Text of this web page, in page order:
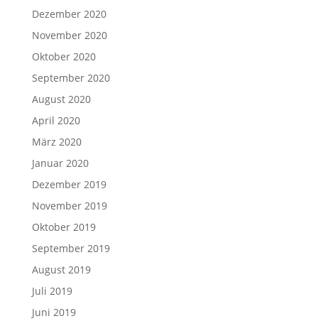
Dezember 2020
November 2020
Oktober 2020
September 2020
August 2020
April 2020
März 2020
Januar 2020
Dezember 2019
November 2019
Oktober 2019
September 2019
August 2019
Juli 2019
Juni 2019